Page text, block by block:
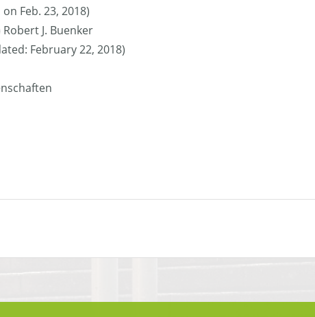
Feb. 23, 2018)
J. Buenker
February 22, 2018)